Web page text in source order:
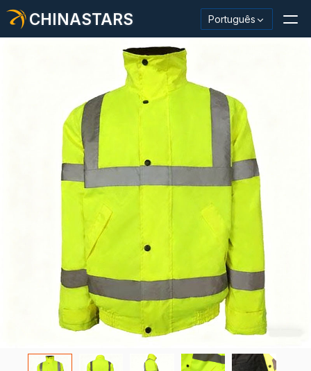
CHINASTARS Português
Material/fita reflexiva
Tecido reflexivo da moda
Roupas de segurança
Acabamento Industrial Wash
Sobre CHINASTARS
Novo produto
Certificado